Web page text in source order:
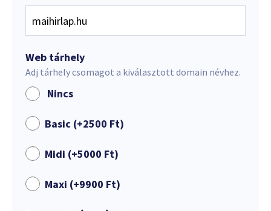
Web tárhely
Adj tárhely csomagot a kiválasztott domain névhez.
Nincs
Basic (+2500 Ft)
Midi (+5000 Ft)
Maxi (+9900 Ft)